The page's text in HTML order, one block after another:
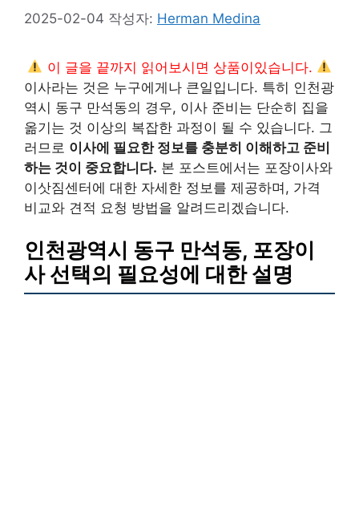
2025-02-04 작성자: Herman Medina
이 글을 끝까지 읽어보시면 상품이있습니다.
이사라는 것은 누구에게나 큰일입니다. 특히 인천광
역시 동구 만석동의 경우, 이사 준비는 단순히 집을
옮기는 것 이상의 복잡한 과정이 될 수 있습니다. 그
러므로 이사에 필요한 정보를 충분히 이해하고 준비
하는 것이 중요합니다. 본 포스트에서는 포장이사와
이삿짐센터에 대한 자세한 정보를 제공하며, 가격
비교와 견적 요청 방법을 알려드리겠습니다.
인천광역시 동구 만석동, 포장이
사 선택의 필요성에 대한 설명